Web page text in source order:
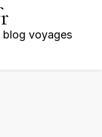
blog voyages